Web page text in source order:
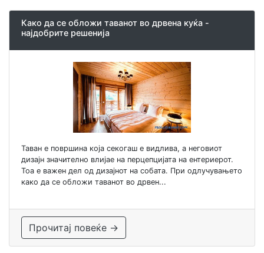
Како да се обложи таванот во дрвена куќа -
најдобрите решенија
Таван е површина која секогаш е видлива, а неговиот
дизајн значително влијае на перцепцијата на ентериерот.
Тоа е важен дел од дизајнот на собата. При одлучувањето
како да се обложи таванот во дрвен...
Прочитај повеќе →